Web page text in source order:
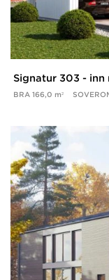
Signatur 303 -
BRA 166,0 m²